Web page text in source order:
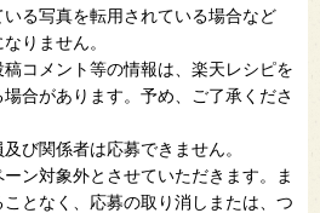
る写真を転用されている場合など
りません。
稿コメント等の情報は、楽天レシピを
合があります。予め、ご了承くださ
び関係者は応募できません。
ン対象外とさせていただきます。ま
となく、応募の取り消しまたは、つ